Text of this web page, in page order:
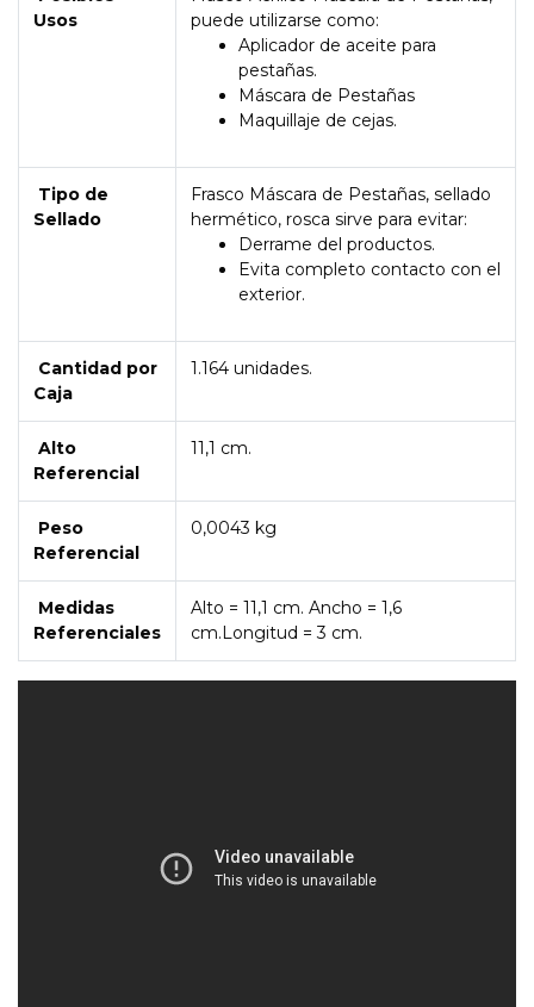
Usos
puede utilizarse como:
Aplicador de aceite para
pestañas.
Máscara de Pestañas
Maquillaje de cejas.
Tipo de
Sellado
Frasco Máscara de Pestañas, sellado
hermético, rosca sirve para evitar:
Derrame del productos.
Evita completo contacto con el
exterior.
Cantidad por
Caja
1.164 unidades.
Alto
Referencial
11,1 cm.
Peso
Referencial
0,0043 kg
Medidas
Referenciales
Alto = 11,1 cm. Ancho = 1,6
cm.Longitud = 3 cm.